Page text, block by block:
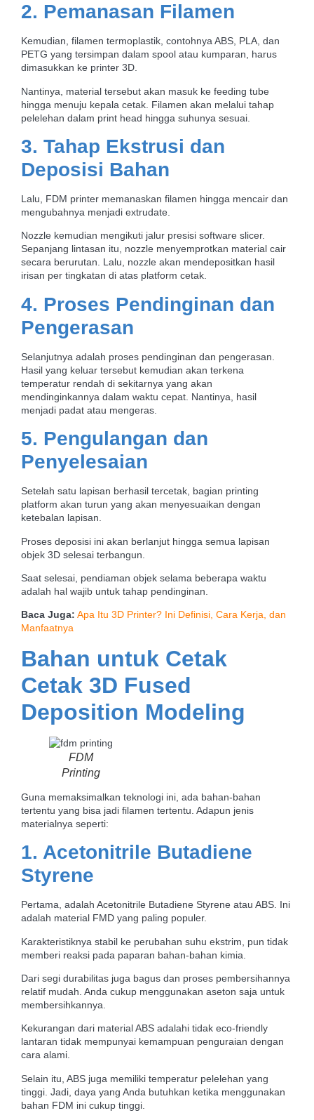
2. Pemanasan Filamen
Kemudian, filamen termoplastik, contohnya ABS, PLA, dan
PETG yang tersimpan dalam spool atau kumparan, harus
dimasukkan ke printer 3D.
Nantinya, material tersebut akan masuk ke feeding tube
hingga menuju kepala cetak. Filamen akan melalui tahap
pelelehan dalam print head hingga suhunya sesuai.
3. Tahap Ekstrusi dan
Deposisi Bahan
Lalu, FDM printer memanaskan filamen hingga mencair dan
mengubahnya menjadi extrudate.
Nozzle kemudian mengikuti jalur presisi software slicer.
Sepanjang lintasan itu, nozzle menyemprotkan material cair
secara berurutan. Lalu, nozzle akan mendepositkan hasil
irisan per tingkatan di atas platform cetak.
4. Proses Pendinginan dan
Pengerasan
Selanjutnya adalah proses pendinginan dan pengerasan.
Hasil yang keluar tersebut kemudian akan terkena
temperatur rendah di sekitarnya yang akan
mendinginkannya dalam waktu cepat. Nantinya, hasil
menjadi padat atau mengeras.
5. Pengulangan dan
Penyelesaian
Setelah satu lapisan berhasil tercetak, bagian printing
platform akan turun yang akan menyesuaikan dengan
ketebalan lapisan.
Proses deposisi ini akan berlanjut hingga semua lapisan
objek 3D selesai terbangun.
Saat selesai, pendiaman objek selama beberapa waktu
adalah hal wajib untuk tahap pendinginan.
Baca Juga: Apa Itu 3D Printer? Ini Definisi, Cara Kerja, dan
Manfaatnya
Bahan untuk Cetak
Cetak 3D Fused
Deposition Modeling
FDM
Printing
Guna memaksimalkan teknologi ini, ada bahan-bahan
tertentu yang bisa jadi filamen tertentu. Adapun jenis
materialnya seperti:
1. Acetonitrile Butadiene
Styrene
Pertama, adalah Acetonitrile Butadiene Styrene atau ABS. Ini
adalah material FMD yang paling populer.
Karakteristiknya stabil ke perubahan suhu ekstrim, pun tidak
memberi reaksi pada paparan bahan-bahan kimia.
Dari segi durabilitas juga bagus dan proses pembersihannya
relatif mudah. Anda cukup menggunakan aseton saja untuk
membersihkannya.
Kekurangan dari material ABS adalahi tidak eco-friendly
lantaran tidak mempunyai kemampuan penguraian dengan
cara alami.
Selain itu, ABS juga memiliki temperatur pelelehan yang
tinggi. Jadi, daya yang Anda butuhkan ketika menggunakan
bahan FDM ini cukup tinggi.